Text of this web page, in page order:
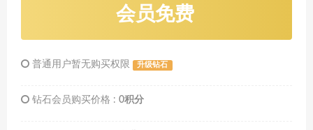
会员免费
普通用户暂无购买权限 升级钻石
钻石会员购买价格 : 0积分